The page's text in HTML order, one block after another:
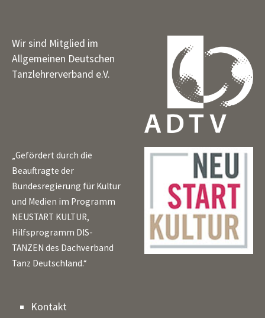
Wir sind Mitglied im
Allgemeinen Deutschen
Tanzlehrerverband e.V.
„Gefördert durch die
Beauftragte der
Bundesregierung für Kultur
und Medien im Programm
NEUSTART KULTUR,
Hilfsprogramm DIS-
TANZEN des Dachverband
Tanz Deutschland.“
Kontakt